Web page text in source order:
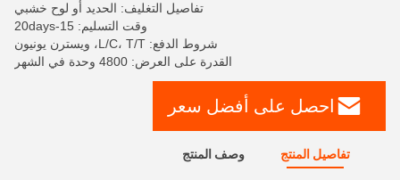
تفاصيل التغليف: الحديد أو لوح خشبي
وقت التسليم: 15-20days
شروط الدفع: L/C، T/T، ويسترن يونيون
القدرة على العرض: 4800 وحدة في الشهر
احصل على أفضل سعر
تفاصيل المنتج وصف المنتج